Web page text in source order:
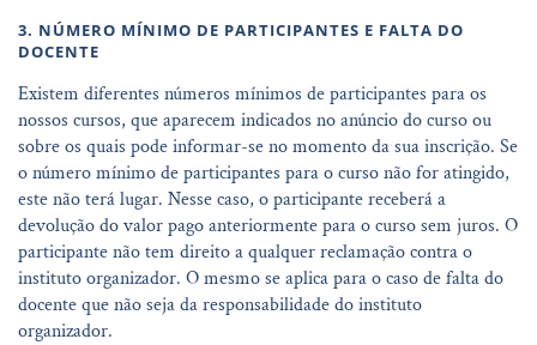
3. NÚMERO MÍNIMO DE PARTICIPANTES E FALTA DO
DOCENTE
Existem diferentes números mínimos de participantes para os
nossos cursos, que aparecem indicados no anúncio do curso ou
sobre os quais pode informar-se no momento da sua inscrição. Se
o número mínimo de participantes para o curso não for atingido,
este não terá lugar. Nesse caso, o participante receberá a
devolução do valor pago anteriormente para o curso sem juros. O
participante não tem direito a qualquer reclamação contra o
instituto organizador. O mesmo se aplica para o caso de falta do
docente que não seja da responsabilidade do instituto
organizador.